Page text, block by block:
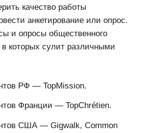
качество работы
анкетирование или опрос.
и опросы общественного
которых сулит различными
РФ — TopMission.
Франции — TopChrétien.
США — Gigwalk, Common